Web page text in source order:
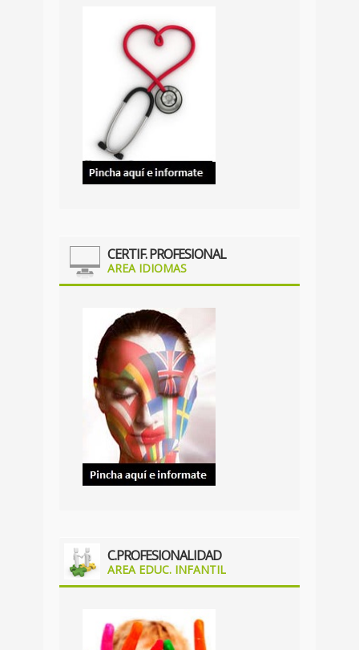
CERTIF. PROFESIONAL
AREA IDIOMAS
C.PROFESIONALIDAD
AREA EDUC. INFANTIL